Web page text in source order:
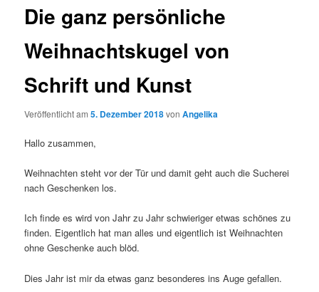
Die ganz persönliche
Weihnachtskugel von
Schrift und Kunst
Veröffentlicht am5. Dezember 2018vonAngelika
Hallo zusammen,
Weihnachten steht vor der Tür und damit geht auch die Sucherei
nach Geschenken los.
Ich finde es wird von Jahr zu Jahr schwieriger etwas schönes zu
finden. Eigentlich hat man alles und eigentlich ist Weihnachten
ohne Geschenke auch blöd.
Dies Jahr ist mir da etwas ganz besonderes ins Auge gefallen.